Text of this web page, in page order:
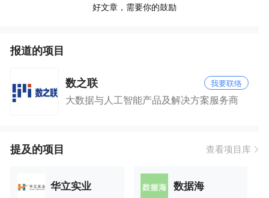
好文章，需要你的鼓励
报道的项目
数之联 我要联络
大数据与人工智能产品及解决方案服务商
提及的项目 查看项目库
华立实业 数据海